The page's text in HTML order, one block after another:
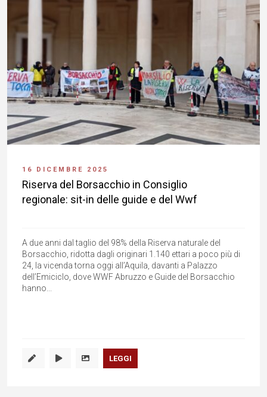
16 DICEMBRE 2025
Riserva del Borsacchio in Consiglio
regionale: sit-in delle guide e del Wwf
A due anni dal taglio del 98% della Riserva naturale del
Borsacchio, ridotta dagli originari 1.140 ettari a poco più di
24, la vicenda torna oggi all’Aquila, davanti a Palazzo
dell’Emiciclo, dove WWF Abruzzo e Guide del Borsacchio
hanno...
LEGGI